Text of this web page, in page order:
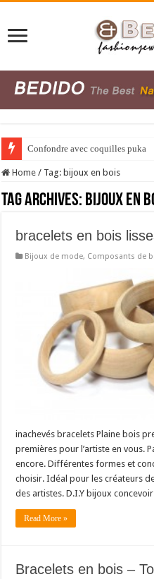
Confondre avec coquilles puka
Home / Tag: bijoux en bois
Tag Archives: bijoux en
bracelets en bois
Bijoux de mode, Composants de
inachevés bracelets Plaine bois
premières pour l’artiste en vous.
encore. Différentes formes et
choisir. Idéal pour les créateurs
des artistes. D.I.Y bijoux
Read More »
Bracelets en bois –